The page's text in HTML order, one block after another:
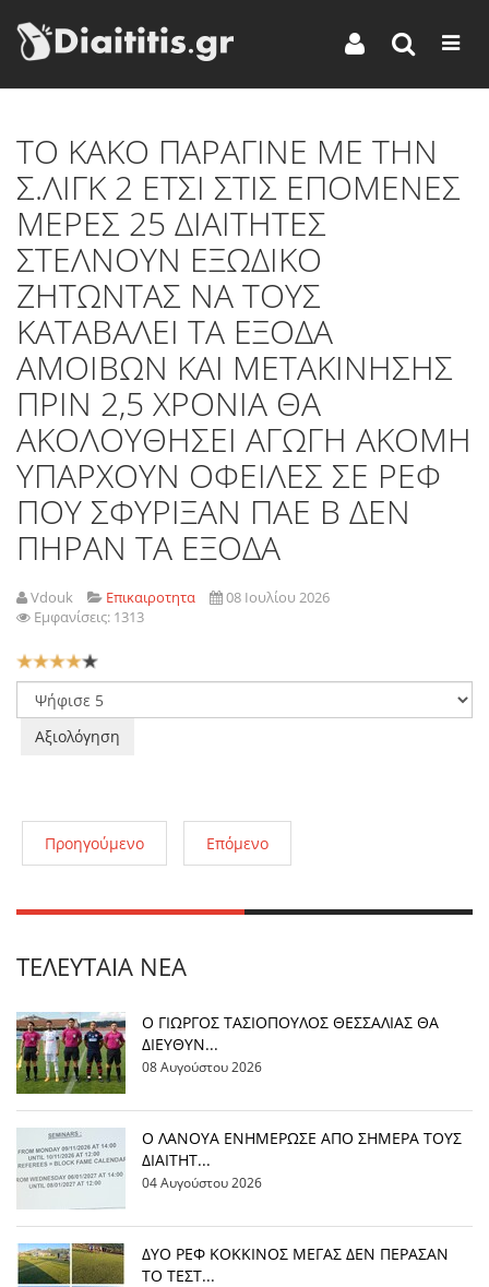
ΤΟ ΚΑΚΟ ΠΑΡΑΓΙΝΕ ΜΕ ΤΗΝ
Σ.ΛΙΓΚ 2 ΕΤΣΙ ΣΤΙΣ ΕΠΟΜΕΝΕΣ
ΜΕΡΕΣ 25 ΔΙΑΙΤΗΤΕΣ
ΣΤΕΛΝΟΥΝ ΕΞΩΔΙΚΟ
ΖΗΤΩΝΤΑΣ ΝΑ ΤΟΥΣ
ΚΑΤΑΒΑΛΕΙ ΤΑ ΕΞΟΔΑ
ΑΜΟΙΒΩΝ ΚΑΙ ΜΕΤΑΚΙΝΗΣΗΣ
ΠΡΙΝ 2,5 ΧΡΟΝΙΑ ΘΑ
ΑΚΟΛΟΥΘΗΣΕΙ ΑΓΩΓΗ ΑΚΟΜΗ
ΥΠΑΡΧΟΥΝ ΟΦΕΙΛΕΣ ΣΕ ΡΕΦ
ΠΟΥ ΣΦΥΡΙΞΑΝ ΠΑΕ Β ΔΕΝ
ΠΗΡΑΝ ΤΑ ΕΞΟΔΑ
Vdouk Επικαιροτητα
08 Ιουλίου 2026
Εμφανίσεις: 1313
Αξιολόγηση
Χρήστη:4/5
Παρακαλώ
αξιολογήστε
Προηγούμενο Επόμενο
ΤΕΛΕΥΤΑΊΑ ΝΈΑ
Ο ΓΙΩΡΓΟΣ ΤΑΣΙΟΠΟΥΛΟΣ ΘΕΣΣΑΛΙΑΣ ΘΑ
ΔΙΕΥΘΥΝ...
08 Αυγούστου 2026
Ο ΛΑΝΟΥΑ ΕΝΗΜΕΡΩΣΕ ΑΠΟ ΣΗΜΕΡΑ ΤΟΥΣ
ΔΙΑΙΤΗΤ...
04 Αυγούστου 2026
ΔΥΟ ΡΕΦ ΚΟΚΚΙΝΟΣ ΜΕΓΑΣ ΔΕΝ ΠΕΡΑΣΑΝ
ΤΟ ΤΕΣΤ...